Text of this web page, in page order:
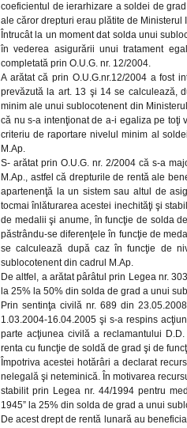
coeficientul de ierarhizare a soldei de
ale căror drepturi erau plătite de Ministerul
Întrucât la un moment dat solda unui
în vederea asigurării unui tratament
completată prin O.U.G. nr. 12/2004.
A arătat că prin O.U.G.nr.12/2004 a fost
prevăzută la art. 13 şi 14 se calculează,
minim ale unui sublocotenent din
că nu s-a intenţionat de a-i egaliza pe toţi
criteriu de raportare nivelul minim al
M.Ap.
S- arătat prin O.U.G. nr. 2/2004 că s-a
M.Ap., astfel că drepturile de rentă ale
apartenenţă la un sistem sau altul de
tocmai înlăturarea acestei inechităţi şi
de medalii şi anume, în funcţie de solda
păstrându-se diferenţele în funcţie de
se calculează după caz în funcţie de
sublocotenent din cadrul M.Ap.
De altfel, a arătat pârâtul prin Legea nr.
la 25% la 50% din solda de grad a unui
Prin sentinţa civilă nr. 689 din
1.03.2004-16.04.2005 şi s-a respins
parte acţiunea civilă a reclamantului
renta cu funcţie de soldă de grad şi de
Împotriva acestei hotărâri a declarat
nelegală şi neteminică. În motivarea
stabilit prin Legea nr. 44/1994 pentru
1945” la 25% din solda de grad a unui
De acest drept de rentă lunară au